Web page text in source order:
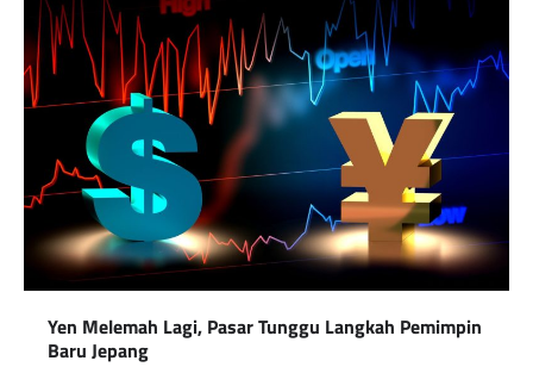
Yen Melemah Lagi, Pasar Tunggu Langkah Pemimpin
Baru Jepang